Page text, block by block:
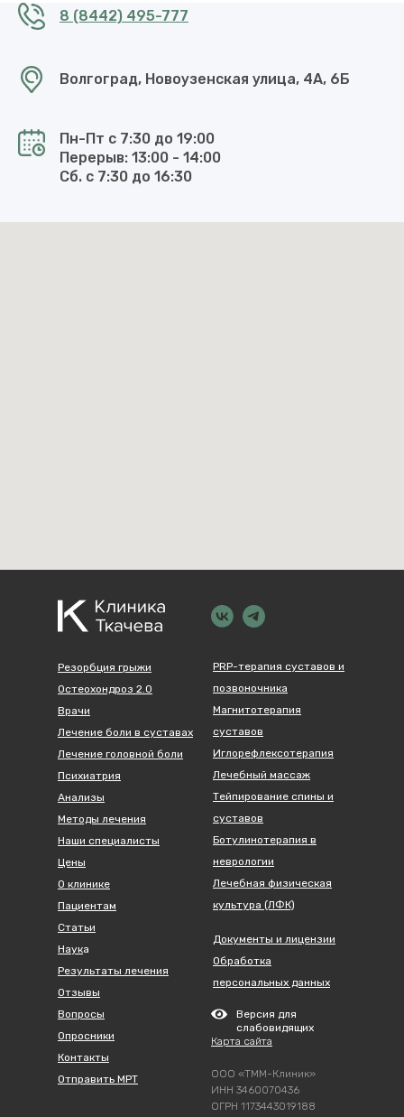
8 (8442) 495-777
Волгоград, Новоузенская улица, 4А, 6Б
Пн-Пт с 7:30 до 19:00
Перерыв: 13:00 - 14:00
Сб. с 7:30 до 16:30
Резорбция грыжи
Остеохондроз 2.0
Врачи
Лечение боли в суставах
Лечение головной боли
Психиатрия
Анализы
Методы лечения
Наши специалисты
Цены
О клинике
Пациентам
Статьи
Наука
Результаты лечения
Отзывы
Вопросы
Опросники
Контакты
Отправить МРТ
PRP-терапия суставов и
позвоночника
Магнитотерапия
суставов
Иглорефлексотерапия
Лечебный массаж
Тейпирование спины и
суставов
Ботулинотерапия в
неврологии
Лечебная физическая
культура (ЛФК)
Документы и лицензии
Обработка
персональных данных
Версия для
слабовидящих
Карта сайта
ООО «ТММ-Клиник»
ИНН 3460070436
ОГРН 1173443019188